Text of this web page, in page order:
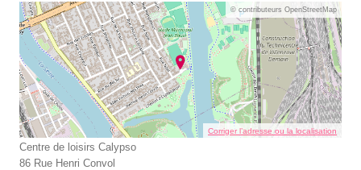
© contributeurs OpenStreetMap
Corriger l’adresse ou la localisation
Centre de loisirs Calypso
86 Rue Henri Convol